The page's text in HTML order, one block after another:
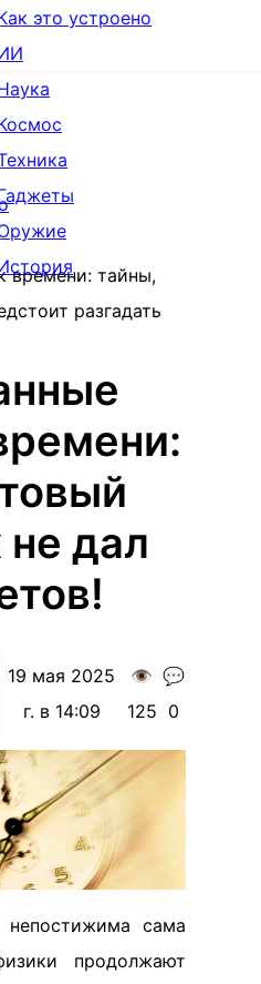
это устроено
времени: тайны,
разгадать
не дал
19 мая 2025
г. в 14:09
👁️
125
💬
0
сама
продолжают